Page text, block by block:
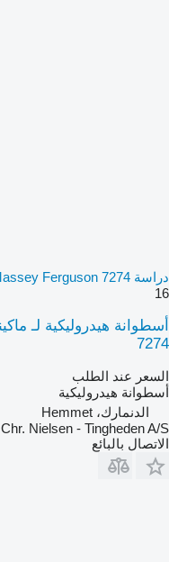
دراسة Massey Ferguson 7274
16
7274
السعر عند الطلب
أسطوانة هيدروليكية
الدنمارك، Hemmet
Chr. Nielsen - Tingheden A/S
الاتصال بالبائع